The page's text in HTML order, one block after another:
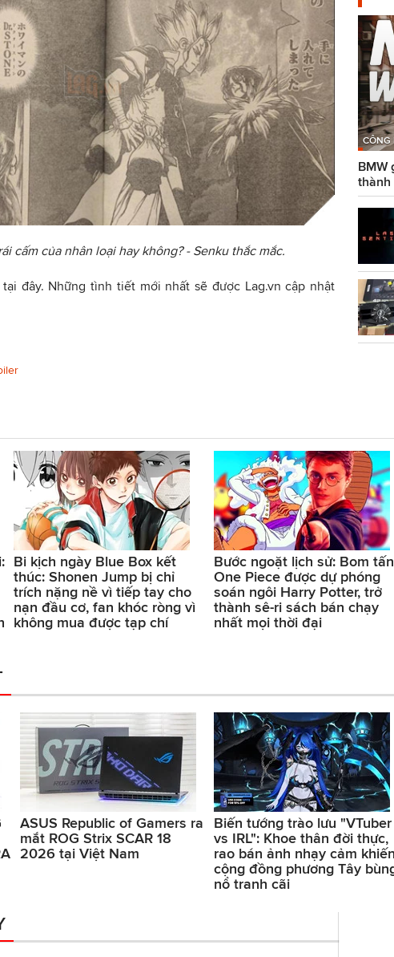
cấm của nhân loại hay không? - Senku thắc mắc.
đây. Những tình tiết mới nhất sẽ được Lag.vn cập nhật
CÔNG
BMW
thành
Bi kịch ngày Blue Box kết
thúc: Shonen Jump bị chỉ
trích nặng nề vì tiếp tay cho
nạn đầu cơ, fan khóc ròng vì
không mua được tạp chí
Bước ngoặt lịch sử: Bom tấn
One Piece được dự phóng
soán ngôi Harry Potter, trở
thành sê-ri sách bán chạy
nhất mọi thời đại
ASUS Republic of Gamers ra
mắt ROG Strix SCAR 18
2026 tại Việt Nam
Biến tướng trào lưu "VTuber
vs IRL": Khoe thân đời thực,
rao bán ảnh nhạy cảm khiến
cộng đồng phương Tây
nổ tranh cãi